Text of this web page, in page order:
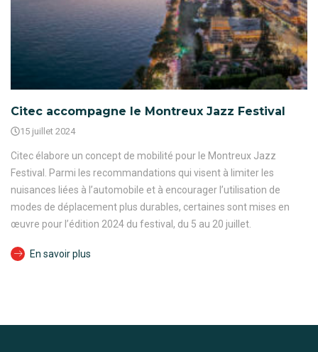
Citec accompagne le Montreux Jazz Festival
15 juillet 2024
Citec élabore un concept de mobilité pour le Montreux Jazz
Festival. Parmi les recommandations qui visent à limiter les
nuisances liées à l’automobile et à encourager l’utilisation de
modes de déplacement plus durables, certaines sont mises en
œuvre pour l’édition 2024 du festival, du 5 au 20 juillet.
En savoir plus